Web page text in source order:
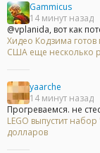
Gammicus
14 минут назад
@vplanida, вот как
Хидео Кодзима
США еще несколько
yaarche
14 минут назад
Прогреваемся. не
LEGO выпустит
долларов